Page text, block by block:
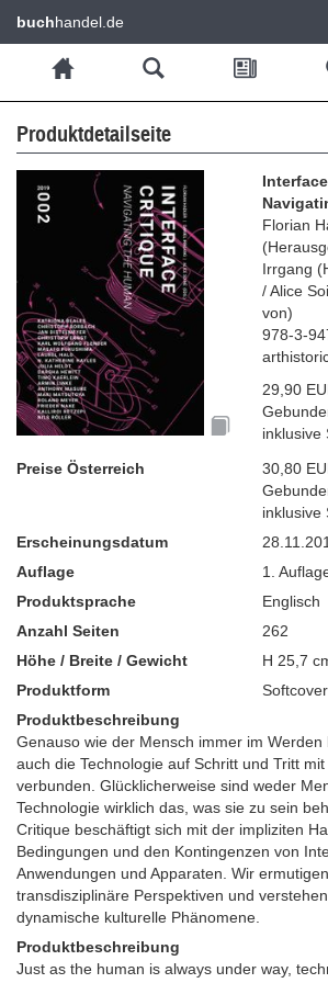
buchhandel.de
Produktdetailseite
Florian
(
Irrgang (
/Alice
von)
978-3-
29,90
inklusive
Preise Österreich
30,80
inklusive
Erscheinungsdatum
Auflage
1.
Produktsprache
Englisch
Anzahl Seiten
262
Höhe / Breite / Gewicht
H 25,7
Produktform
Softcover
Produktbeschreibung
Genauso wie der Mensch immer im
auch die Technologie auf Schritt und Tritt
verbunden. Glücklicherweise sind weder
Technologie wirklich das, was sie zu sein
Critique beschäftigt sich mit der impliziten
Bedingungen und den Kontingenzen von
Anwendungen und Apparaten. Wir
transdisziplinäre Perspektiven und
dynamische kulturelle Phänomene.
Produktbeschreibung
Just as the human is always under way,